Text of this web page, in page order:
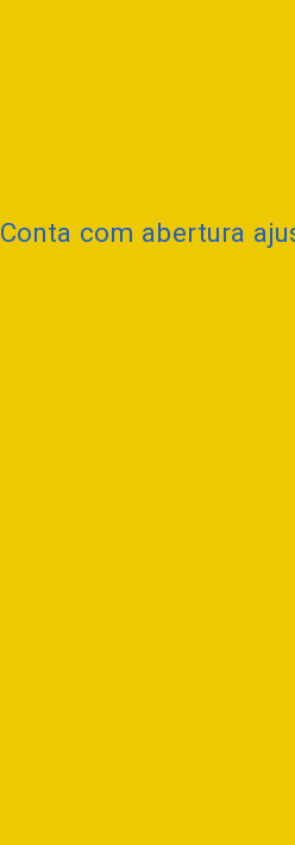
Conta com abertura